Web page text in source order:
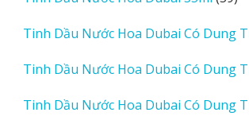
Tinh Dầu Nước Hoa Dubai Có Dung
Tinh Dầu Nước Hoa Dubai Có Dung
Tinh Dầu Nước Hoa Dubai Có Dung